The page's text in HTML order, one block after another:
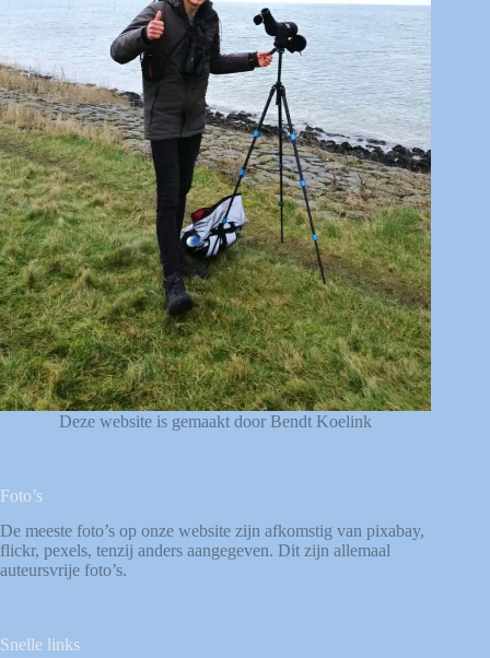
Deze website is gemaakt door Bendt Koelink
Foto’s
De meeste foto’s op onze website zijn afkomstig van pixabay,
flickr, pexels, tenzij anders aangegeven. Dit zijn allemaal
auteursvrije foto’s.
Snelle links